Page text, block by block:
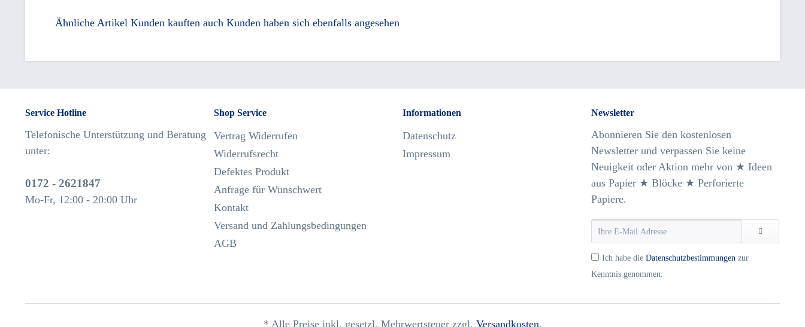
Ähnliche Artikel Kunden kauften auch Kunden haben sich ebenfalls angesehen
Service Hotline
Telefonische Unterstützung und Beratung
unter:
0172 - 2621847
Mo-Fr, 12:00 - 20:00 Uhr
Shop Service
Vertrag Widerrufen
Widerrufsrecht
Defektes Produkt
Anfrage für Wunschwert
Kontakt
Versand und Zahlungsbedingungen
AGB
Informationen
Datenschutz
Impressum
Newsletter
Abonnieren Sie den kostenlosen
Newsletter und verpassen Sie keine
Neuigkeit oder Aktion mehr von ★ Ideen
aus Papier ★ Blöcke ★ Perforierte
Papiere.
Ich habe die Datenschutzbestimmungen zur
Kenntnis genommen.
* Alle Preise inkl. gesetzl. Mehrwertsteuer zzgl. Versandkosten.